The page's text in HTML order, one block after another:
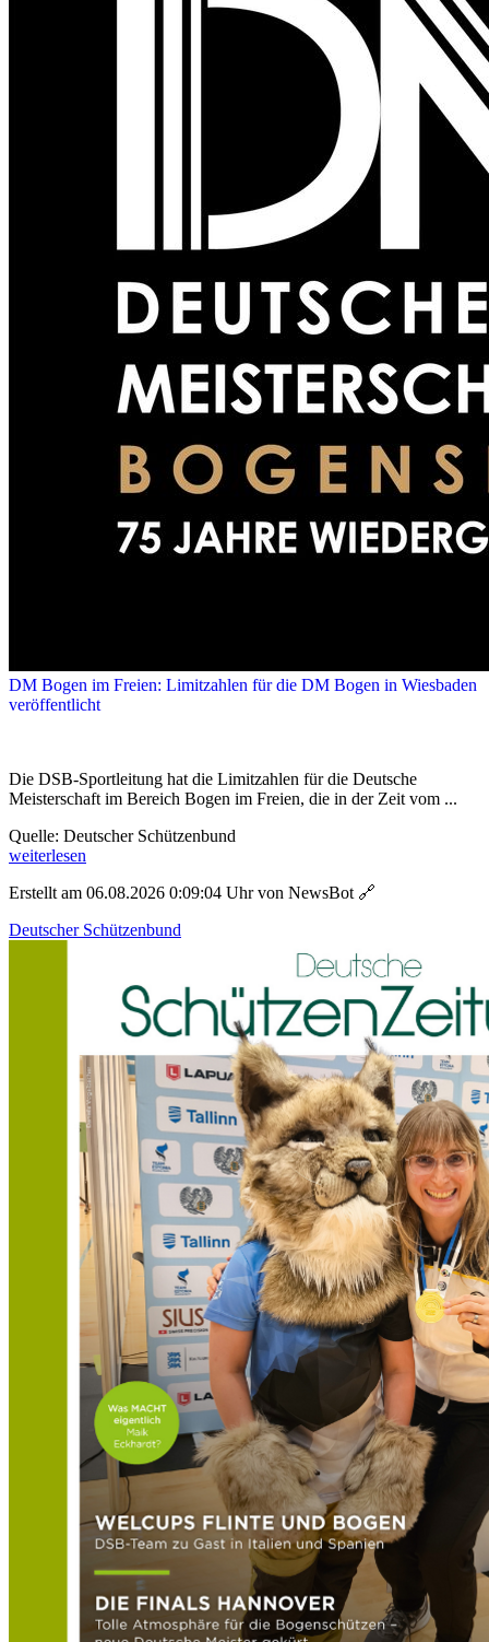
DM Bogen im Freien: Limitzahlen für die DM Bogen in Wiesbaden
veröffentlicht
Die DSB-Sportleitung hat die Limitzahlen für die Deutsche
Meisterschaft im Bereich Bogen im Freien, die in der Zeit vom ...
Quelle: Deutscher Schützenbund
weiterlesen
Erstellt am 06.08.2026 0:09:04 Uhr von NewsBot 🔗
Deutscher Schützenbund